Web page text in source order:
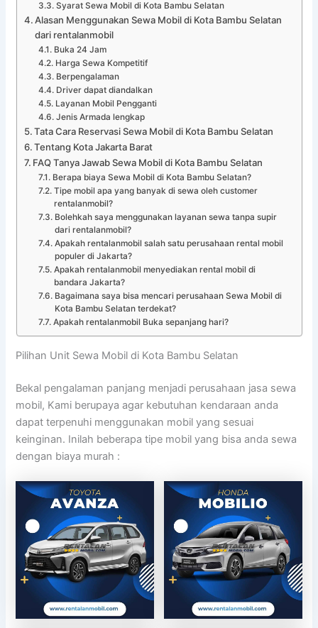
Syarat Sewa Mobil di Kota Bambu Selatan
Alasan Menggunakan Sewa Mobil di Kota Bambu Selatan
dari rentalanmobil
Buka 24 Jam
Harga Sewa Kompetitif
Berpengalaman
Driver dapat diandalkan
Layanan Mobil Pengganti
Jenis Armada lengkap
Tata Cara Reservasi Sewa Mobil di Kota Bambu Selatan
Tentang Kota Jakarta Barat
FAQ Tanya Jawab Sewa Mobil di Kota Bambu Selatan
Berapa biaya Sewa Mobil di Kota Bambu Selatan?
Tipe mobil apa yang banyak di sewa oleh customer
rentalanmobil?
Bolehkah saya menggunakan layanan sewa tanpa supir
dari rentalanmobil?
Apakah rentalanmobil salah satu perusahaan rental mobil
populer di Jakarta?
Apakah rentalanmobil menyediakan rental mobil di
bandara Jakarta?
Bagaimana saya bisa mencari perusahaan Sewa Mobil di
Kota Bambu Selatan terdekat?
Apakah rentalanmobil Buka sepanjang hari?
Pilihan Unit Sewa Mobil di Kota Bambu Selatan
Bekal pengalaman panjang menjadi perusahaan jasa sewa
mobil, Kami berupaya agar kebutuhan kendaraan anda
dapat terpenuhi menggunakan mobil yang sesuai
keinginan. Inilah beberapa tipe mobil yang bisa anda sewa
dengan biaya murah :